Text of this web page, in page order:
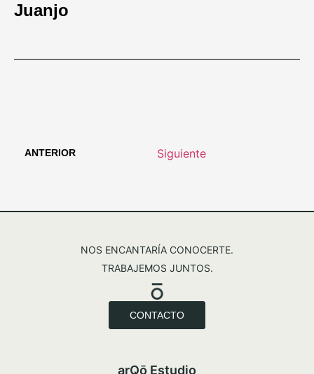
Juanjo
ANTERIOR Siguiente
NOS ENCANTARÍA CONOCERTE.
TRABAJEMOS JUNTOS.
CONTACTO
arQō Estudio